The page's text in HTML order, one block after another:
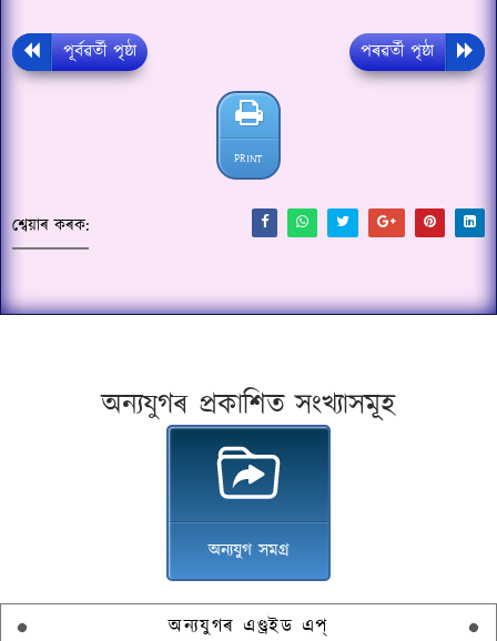
পূৰ্বৱৰ্তী পৃষ্ঠা পৰৱৰ্তী পৃষ্ঠা
PRINT
শ্বেয়াৰ কৰক:
অন্যযুগৰ প্ৰকাশিত সংখ্যাসমূহ
অন্যযুগ সমগ্ৰ
অন্যযুগৰ এণ্ড্ৰইড এপ্